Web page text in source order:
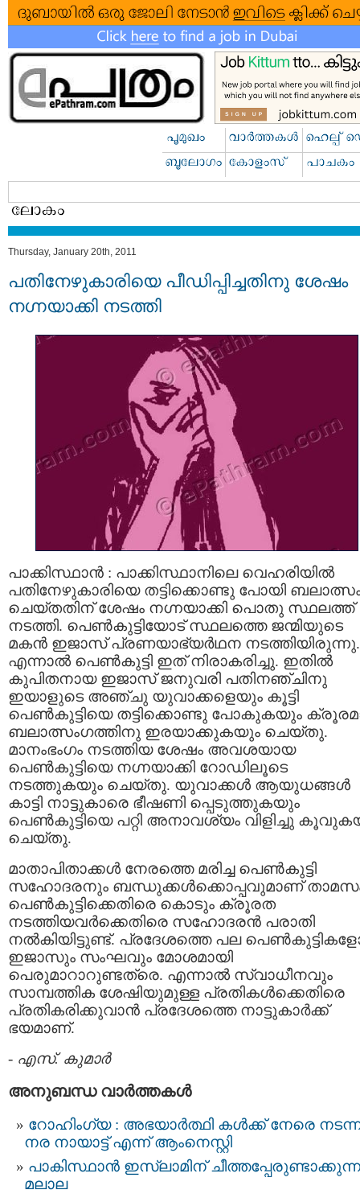
Thursday, January 20th, 2011
പതിനേഴുകാരിയെ പീഡിപ്പിച്ചതിനു ശേഷം
നഗ്നയാക്കി നടത്തി
പാക്കിസ്ഥാന്‍ : പാക്കിസ്ഥാനിലെ വെഹരിയില്‍
പതിനേഴുകാരിയെ തട്ടിക്കൊണ്ടു പോയി
ചെയ്തതിന് ശേഷം നഗ്നയാക്കി പൊതു സ്ഥലത്ത്
നടത്തി. പെണ്‍കുട്ടിയോട് സ്ഥലത്തെ ജന്മിയുടെ
മകന്‍ ഇജാസ് പ്രണയാഭ്യര്‍ഥന നടത്തിയിരുന്നു.
എന്നാല്‍ പെണ്‍കുട്ടി ഇത് നിരാകരിച്ചു. ഇതില്‍
കുപിതനായ ഇജാസ്‌ ജനുവരി പതിനഞ്ചിനു
ഇയാളുടെ അഞ്ചു യുവാക്കളെയും കൂട്ടി
പെണ്‍കുട്ടിയെ തട്ടിക്കൊണ്ടു പോകുകയും
ബലാത്സംഗത്തിനു ഇരയാക്കുകയും ചെയ്തു.
മാനംഭംഗം നടത്തിയ ശേഷം അവശയായ
പെണ്‍കുട്ടിയെ നഗ്നയാക്കി റോഡിലൂടെ
നടത്തുകയും ചെയ്തു. യുവാക്കള്‍ ആയുധങ്ങള്‍
കാട്ടി നാട്ടുകാരെ ഭീഷണി പ്പെടുത്തുകയും
പെണ്‍കുട്ടിയെ പറ്റി അനാവശ്യം വിളിച്ചു
ചെയ്തു.
മാതാപിതാക്കള്‍ നേരത്തെ മരിച്ച പെണ്‍കുട്ടി
സഹോദരനും ബന്ധുക്കള്‍ക്കൊപ്പവുമാണ്
പെണ്‍കുട്ടിക്കെതിരെ കൊടും ക്രൂരത
നടത്തിയവര്‍ക്കെതിരെ സഹോദരന്‍ പരാതി
നല്‍കിയിട്ടുണ്ട്. പ്രദേശത്തെ പല
ഇജാസും സംഘവും മോശമായി
പെരുമാറാറുണ്ടത്രെ. എന്നാല്‍ സ്വാധീനവും
സാമ്പത്തിക ശേഷിയുമുള്ള പ്രതികള്‍ക്കെതിരെ
പ്രതികരിക്കുവാന്‍ പ്രദേശത്തെ നാട്ടുകാര്‍ക്ക്
ഭയമാണ്.
- എസ്. കുമാര്‍
അനുബന്ധ വാര്‍ത്തകള്‍
റോഹിംഗ്യ : അഭയാര്‍ത്ഥി കള്‍ക്ക് നേരെ
നര നായാട്ട് എന്ന് ആംനെസ്റ്റി
പാകിസ്ഥാന്‍ ഇസ്ലാമിന്
മലാല